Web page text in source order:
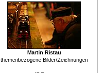
Martin Ristau
themenbezogene Bilder/Zeichnungen